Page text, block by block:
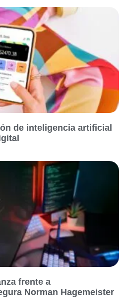
de inteligencia artificial
frente a
Norman Hagemeister